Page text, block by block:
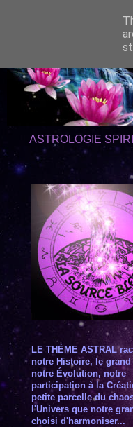
ASTROLOGIE
LE THÈME ASTRAL
notre Histoire, le grand
notre Évolution, notre
participation à la
petite parcelle du
l'Univers que notre
choisi d'harmoniser...